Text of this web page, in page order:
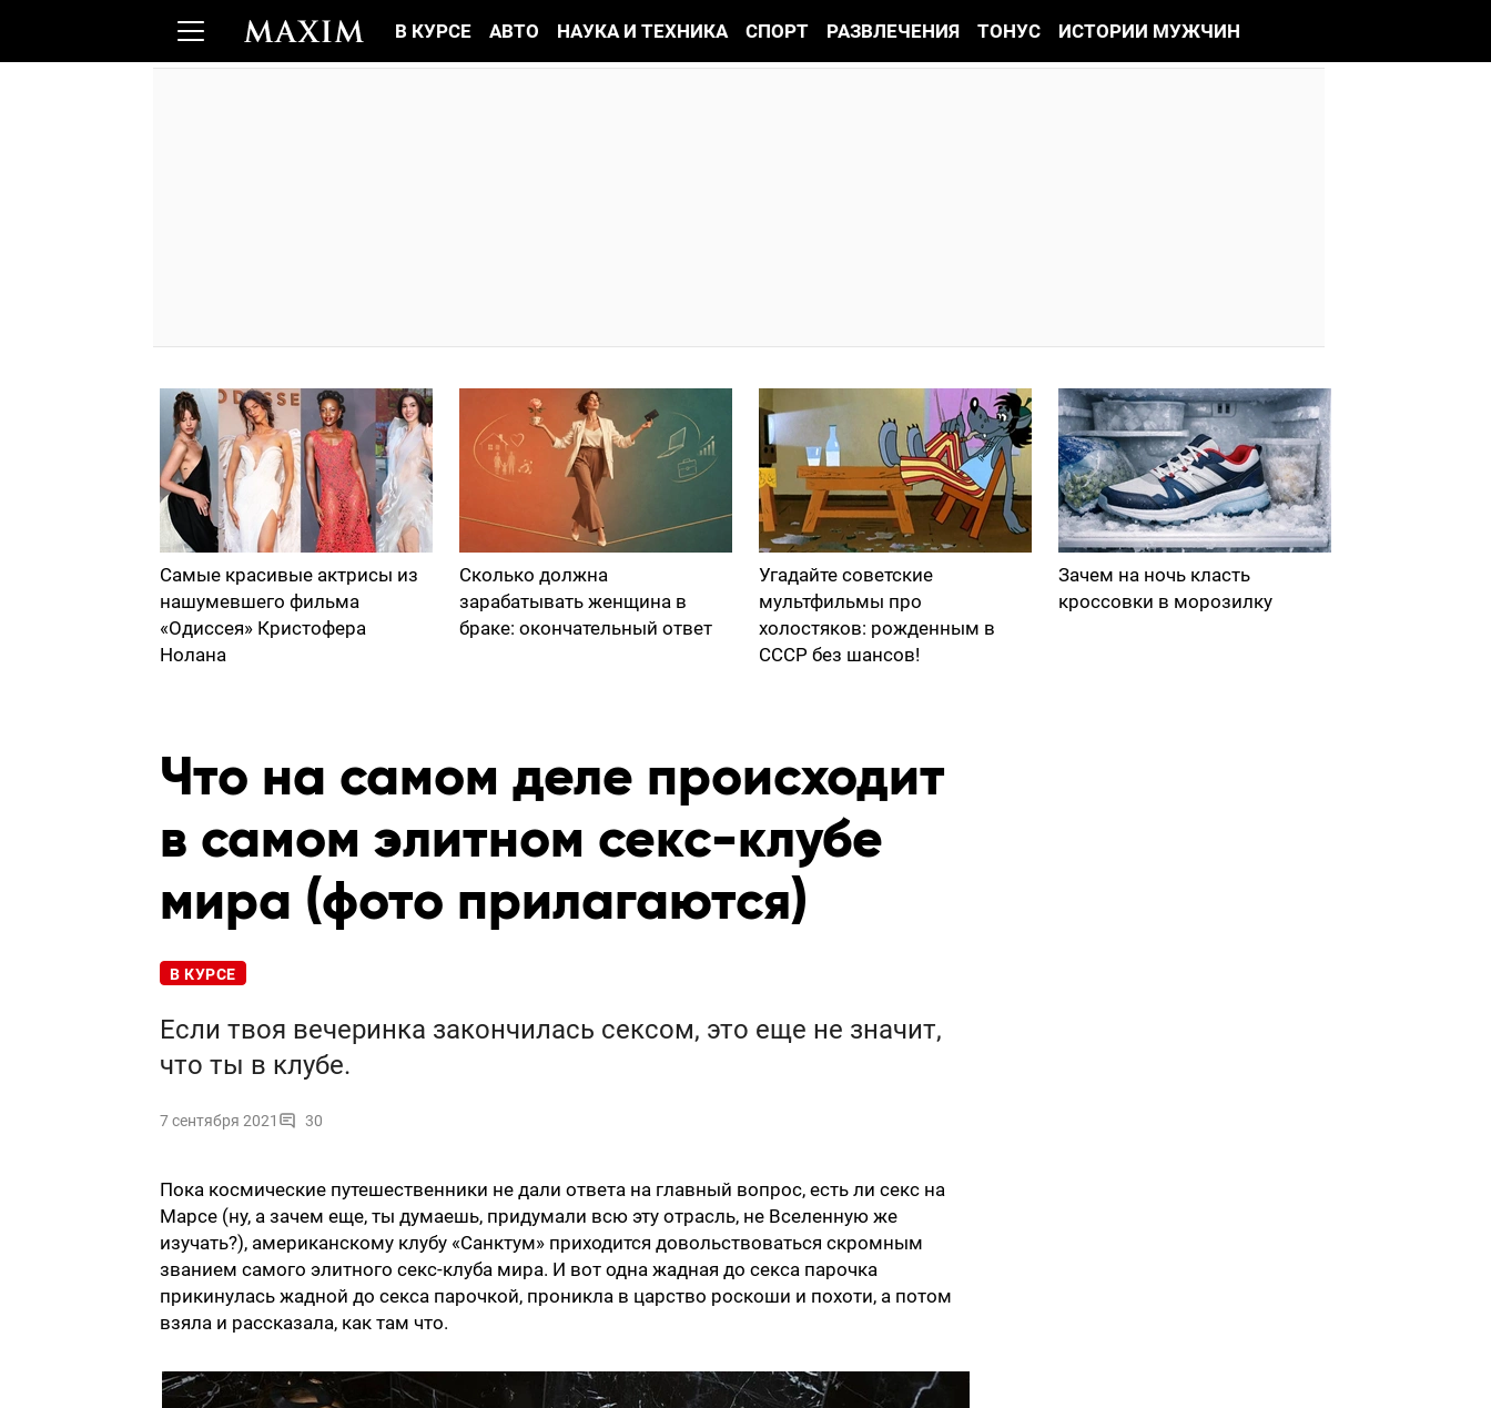
В КУРСЕ АВТО НАУКА И ТЕХНИКА СПОРТ РАЗВЛЕЧЕНИЯ ТОНУС ИСТОРИИ МУЖЧИН
Самые красивые актрисы из
нашумевшего фильма
«Одиссея» Кристофера
Нолана
Сколько должна
зарабатывать женщина в
браке: окончательный ответ
Угадайте советские
мультфильмы про
холостяков: рожденным в
СССР без шансов!
Зачем на ночь класть
кроссовки в морозилку
Что на самом деле происходит
в самом элитном секс-клубе
мира (фото прилагаются)
В КУРСЕ
Если твоя вечеринка закончилась сексом, это еще не значит,
что ты в клубе.
7 сентября 2021 30
Пока космические путешественники не дали ответа на главный вопрос, есть ли секс на
Марсе (ну, а зачем еще, ты думаешь, придумали всю эту отрасль, не Вселенную же
изучать?), американскому клубу «Санктум» приходится довольствоваться скромным
званием самого элитного секс-клуба мира. И вот одна жадная до секса парочка
прикинулась жадной до секса парочкой, проникла в царство роскоши и похоти, а потом
взяла и рассказала, как там что.